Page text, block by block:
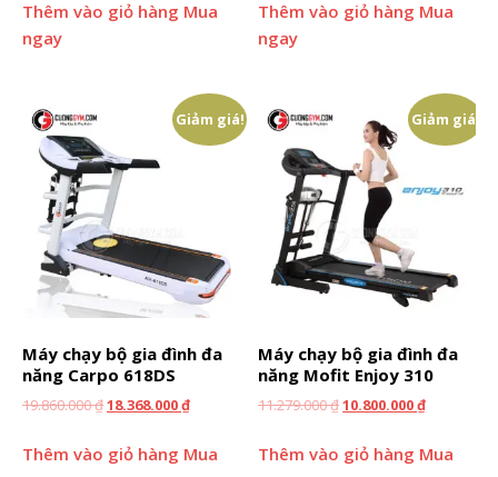
Thêm vào giỏ hàng Mua
ngay
Thêm vào giỏ hàng Mua
ngay
Giảm giá!
Máy chạy bộ gia đình đa
năng Carpo 618DS
19.860.000₫18.368.000₫
Thêm vào giỏ hàng Mua
Giảm giá!
Máy chạy bộ gia đình đa
năng Mofit Enjoy 310
11.279.000₫10.800.000₫
Thêm vào giỏ hàng Mua